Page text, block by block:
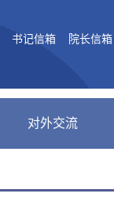
书记信箱 院长信箱
对外交流